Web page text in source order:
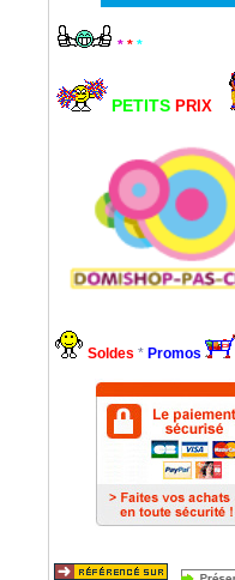
* * *
PETITS PRIX
Soldes * Promos